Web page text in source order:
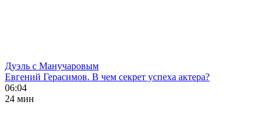
Дуэль с Манучаровым
Евгений Герасимов. В чем секрет успеха актера?
06:04
24 мин